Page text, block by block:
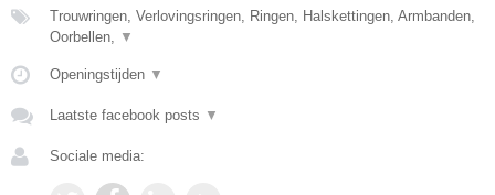
Trouwringen, Verlovingsringen, Ringen, Halskettingen, Armbanden,
Oorbellen, ▼
Openingstijden ▼
Laatste facebook posts ▼
Sociale media: